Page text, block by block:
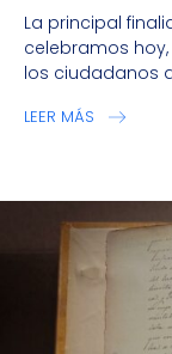
La principal
celebramos hoy,
los ciudadanos
LEER MÁS